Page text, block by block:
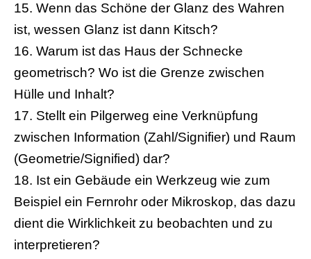
15. Wenn das Schöne der Glanz des Wahren
ist, wessen Glanz ist dann Kitsch?
16. Warum ist das Haus der Schnecke
geometrisch? Wo ist die Grenze zwischen
Hülle und Inhalt?
17. Stellt ein Pilgerweg eine Verknüpfung
zwischen Information (Zahl/Signifier) und Raum
(Geometrie/Signified) dar?
18. Ist ein Gebäude ein Werkzeug wie zum
Beispiel ein Fernrohr oder Mikroskop, das dazu
dient die Wirklichkeit zu beobachten und zu
interpretieren?